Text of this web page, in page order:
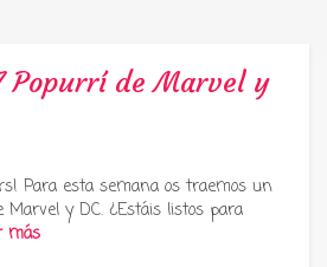
Popurrí de Marvel y
Para esta semana os traemos un
Marvel y DC. ¿Estáis listos para
más